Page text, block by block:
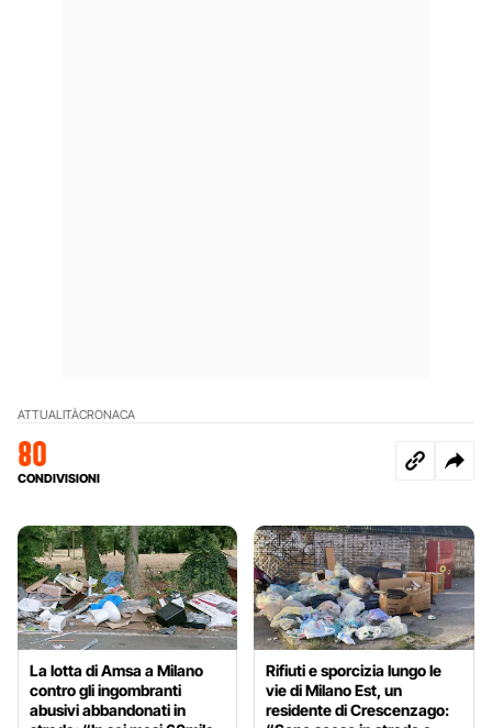
ATTUALITÀCRONACA
80
CONDIVISIONI
La lotta di Amsa a Milano
contro gli ingombranti
abusivi abbandonati in
Rifiuti e sporcizia lungo le
vie di Milano Est, un
residente di Crescenzago: